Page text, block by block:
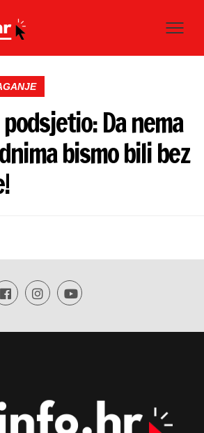
Da nema
bismo bili bez